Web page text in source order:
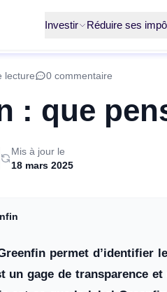
Investir Réduire ses
lecture 0 commentaire
: que
Mis à jour le
18 mars 2025
permet
un gage de transparence